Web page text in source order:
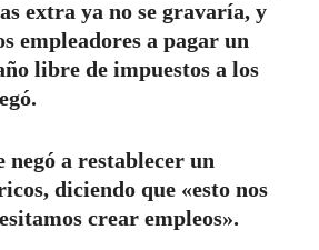
extra ya no se gravaría, y
empleadores a pagar un
libre de impuestos a los
negó a restablecer un
diciendo que «esto nos
crear empleos».